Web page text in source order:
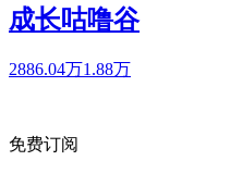
成长咕噜谷
2886.04万1.88万
免费订阅